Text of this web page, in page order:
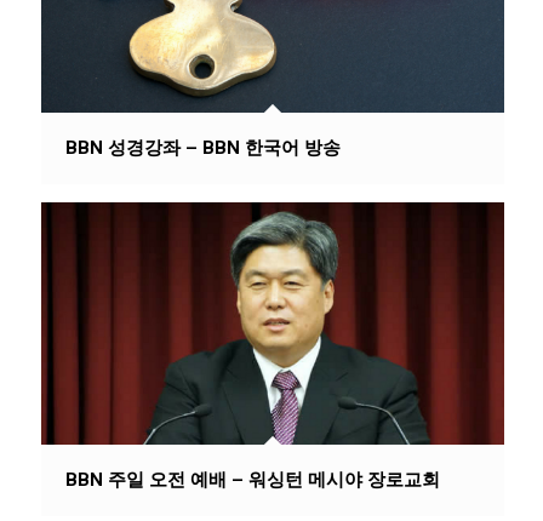
BBN 성경강좌 – BBN 한국어 방송
BBN 주일 오전 예배 – 워싱턴 메시야 장로교회